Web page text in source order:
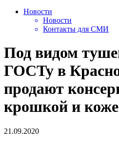
Новости
Новости
Контакты для СМИ
​Под видом
ГОСТу в
продают
крошкой и
21.09.2020